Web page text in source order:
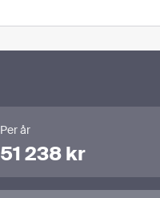
Per år
51 238 kr